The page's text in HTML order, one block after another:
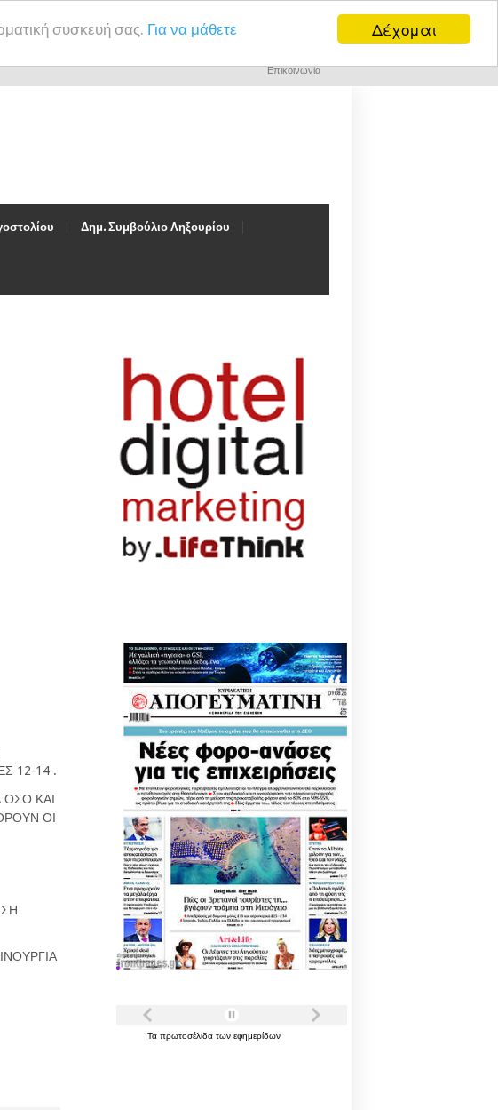
Δέχομαι
συσκευή σας. Για να μάθετε
Επικοινωνία
Δημ. Συμβούλιο Ληξουρίου
12-14 .
ΟΣΟ ΚΑΙ
ΟΙ
Τα πρωτοσέλιδα των εφημερίδων